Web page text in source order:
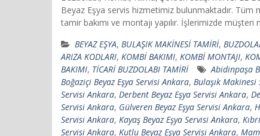
Beyaz Eşya servis hizmetimiz bulunmaktadır. Tüm
tamir bakımı ve montajı yapılır. İşlerimizde
BEYAZ EŞYA, BULAŞIK MAKİNESİ TAMİRİ,
ARIZA KODLARI, KOMBİ BAKIMI, KOMBİ MONTAJI,
BAKIMI, TİCARİ BUZDOLABI TAMİRİ Abidinpaşa
Boğaziçi Beyaz Eşya Servisi Ankara, Bulaşık
Servisi Ankara, Derbent Beyaz Eşya Servisi Ankara,
Servisi Ankara, Gülveren Beyaz Eşya Servisi Ankara,
Servisi Ankara, Kayaş Beyaz Eşya Servisi Ankara,
Servisi Ankara, Kutlu Beyaz Eşya Servisi Ankara,